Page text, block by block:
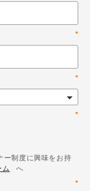
*
*
*
ー制度に興味をお持
ム
へ
*